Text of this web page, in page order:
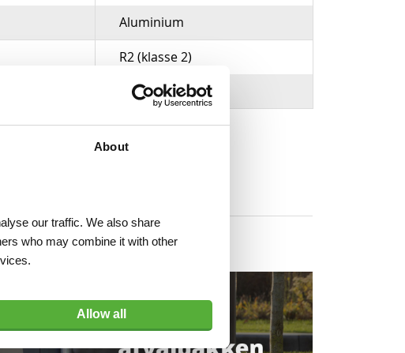
About
our traffic. We also share
who may combine it with other
Allow all
Aluminium
R2 (klasse 2)
250 x 19 cm